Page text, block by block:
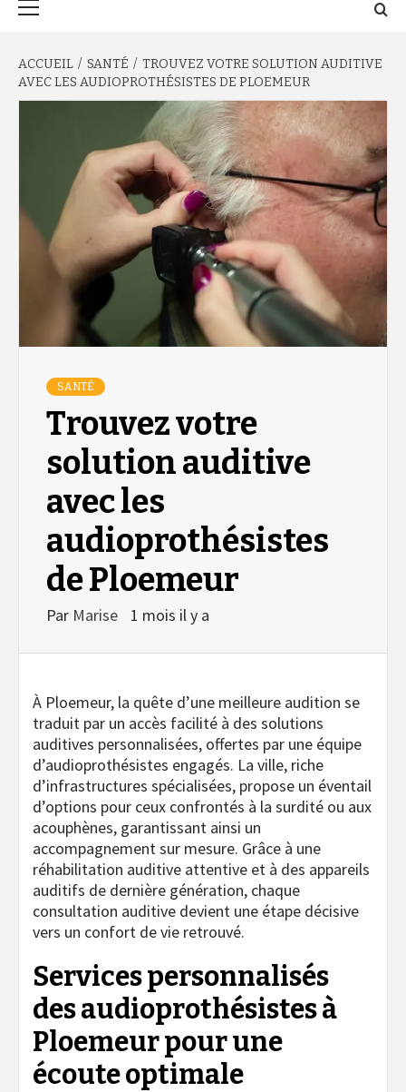
ACCUEIL SANTÉ
TROUVEZ VOTRE SOLUTION AUDITIVE
AVEC LES AUDIOPROTHÉSISTES DE PLOEMEUR
SANTÉ
Trouvez votre
solution auditive
avec les
audioprothésistes
de Ploemeur
Par Marise 1 mois il y a
À Ploemeur, la quête d’une meilleure audition se
traduit par un accès facilité à des solutions
auditives personnalisées, offertes par une équipe
d’audioprothésistes engagés. La ville, riche
d’infrastructures spécialisées, propose un éventail
d’options pour ceux confrontés à la surdité ou aux
acouphènes, garantissant ainsi un
accompagnement sur mesure. Grâce à une
réhabilitation auditive attentive et à des appareils
auditifs de dernière génération, chaque
consultation auditive devient une étape décisive
vers un confort de vie retrouvé.
Services personnalisés
des audioprothésistes à
Ploemeur pour une
écoute optimale